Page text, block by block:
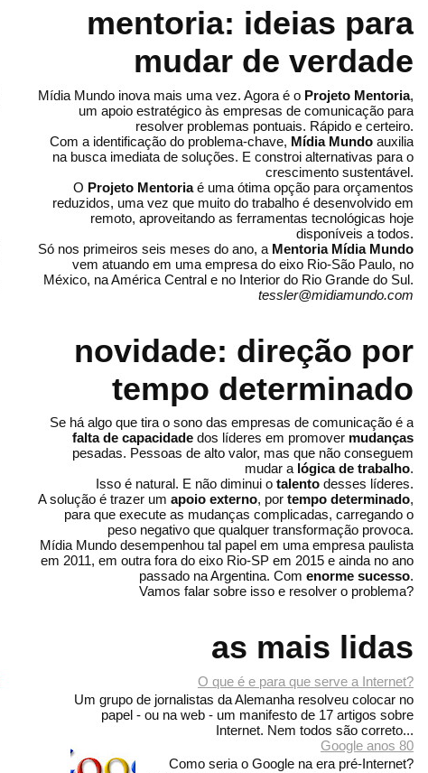
mentoria: ideias para
mudar de verdade
Mídia Mundo inova mais uma vez. Agora é o Projeto Mentoria,
um apoio estratégico às empresas de comunicação para
resolver problemas pontuais. Rápido e certeiro.
Com a identificação do problema-chave, Mídia Mundo auxilia
na busca imediata de soluções. E constroi alternativas para o
crescimento sustentável.
O Projeto Mentoriaé uma ótima opção para orçamentos
reduzidos, uma vez que muito do trabalho é desenvolvido em
remoto, aproveitando as ferramentas tecnológicas hoje
disponíveis a todos.
Só nos primeiros seis meses do ano, a Mentoria Mídia Mundo
vem atuando em uma empresa do eixo Rio-São Paulo, no
México, na América Central e no Interior do Rio Grande do Sul.
tessler@midiamundo.com
novidade: direção por
tempo determinado
Se há algo que tira o sono das empresas de comunicação é a
falta de capacidade dos líderes em promover mudanças
pesadas. Pessoas de alto valor, mas que não conseguem
mudar a lógica de trabalho.
Isso é natural. E não diminui o talento desses líderes.
A solução é trazer um apoio externo, por tempo determinado,
para que execute as mudanças complicadas, carregando o
peso negativo que qualquer transformação provoca.
Mídia Mundo desempenhou tal papel em uma empresa paulista
em 2011, em outra fora do eixo Rio-SP em 2015 e ainda no ano
passado na Argentina. Com enorme sucesso.
Vamos falar sobre isso e resolver o problema?
as mais lidas
O que é e para que serve a Internet?
Um grupo de jornalistas da Alemanha resolveu colocar no
papel - ou na web - um manifesto de 17 artigos sobre
Internet. Nem todos são correto...
Google anos 80
Como seria o Google na era pré-Internet?